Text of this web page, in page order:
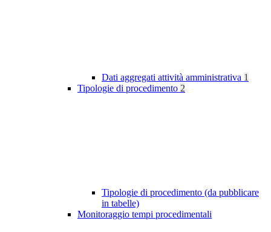
Dati aggregati attività amministrativa 1
Tipologie di procedimento 2
Tipologie di procedimento (da pubblicare
in tabelle)
Monitoraggio tempi procedimentali